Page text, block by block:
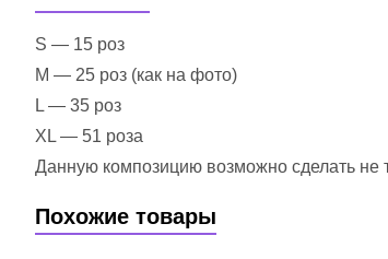
S — 15 роз
M — 25 роз (как на фото)
L — 35 роз
XL — 51 роза
Данную композицию возможно сделать не
Похожие товары